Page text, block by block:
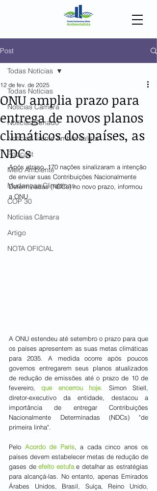
Post
Todas Notícias
Notícias Câmara
Notícias Senado
Notícias Frente Ambientalista
Podcast
Meio Ambiente
Mudanças Climáticas
COP 30
Notícias Câmara
Artigo
NOTA OFICIAL
Todas Notícias
ONU amplia prazo para
entrega de novos planos
climáticos dos países, as
NDCs
12 de fev. de 2025
Após atraso, 170 nações sinalizaram a intenção
de enviar suas Contribuições Nacionalmente
Determinadas (NDCs) no novo prazo, informou
a ONU
A ONU estendeu até setembro o prazo para que
os países apresentem as suas metas climáticas
para 2035. A medida ocorre após poucos
governos entregarem seus planos atualizados
de redução de emissões até o prazo de 10 de
fevereiro, que encerrou hoje. Simon Stiell,
diretor-executivo da entidade, destacou a
importância de entregar Contribuições
Nacionalmente Determinadas (NDCs) "de
primeira linha".
Pelo Acordo de Paris, a cada cinco anos os
países devem estabelecer metas de redução de
gases de efeito estufa e detalhar as estratégias
para alcançá-las. No entanto, apenas Emirados
Árabes Unidos, Brasil, Suíça, Reino Unido,